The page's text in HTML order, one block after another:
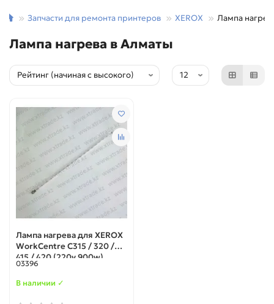
Запчасти для ремонта принтеров XEROX Лампа
Лампа нагрева в Алматы
Лампа нагрева для XEROX
WorkCentre C315 / 320 /
415 / 420 (220v 900w)
03396
В наличии ✓